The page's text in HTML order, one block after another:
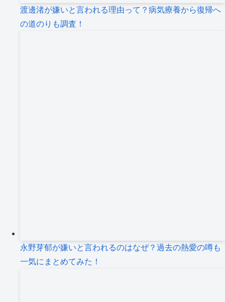
渡邊渚が嫌いと言われる理由って？病気療養から復帰へ
の道のりも調査！
永野芽郁が嫌いと言われるのはなぜ？過去の熱愛の噂も
一気にまとめてみた！